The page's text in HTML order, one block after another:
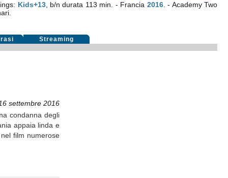
Kids+13, b/n durata 113 min. - Francia 2016. - Academy Two
Streaming
settembre 2016
condanna degli
appaia linda e
film numerose